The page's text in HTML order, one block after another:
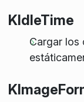
KIdleTime
Cargar los